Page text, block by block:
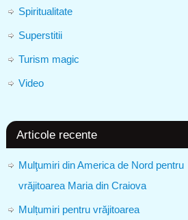
Spiritualitate
Superstitii
Turism magic
Video
Articole recente
Mulţumiri din America de Nord pentru
vrăjitoarea Maria din Craiova
Mulțumiri pentru vrăjitoarea